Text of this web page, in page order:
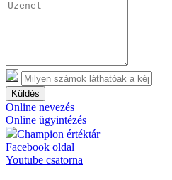
Küldés
Online nevezés
Online ügyintézés
Champion értéktár
Facebook oldal
Youtube csatorna